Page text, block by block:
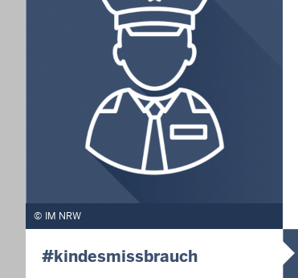
IM NRW
#kindesmissbrauch